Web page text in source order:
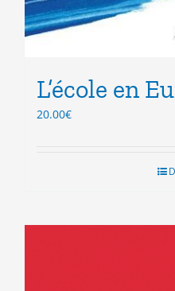
L’école en
20.00€